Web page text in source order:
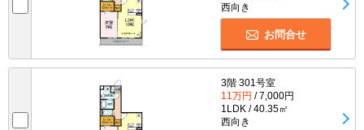
西向き
お問合せ
3階 301号室
11万円 / 7,000円
1LDK / 40.35㎡
西向き